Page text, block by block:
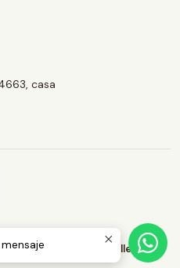
casa
por Jumpseller